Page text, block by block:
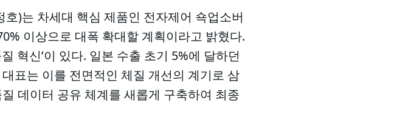
)는 차세대 핵심 제품인 전자제어 쇽업소버
이상으로 대폭 확대할 계획이라고 밝혔다.
혁신’이 있다. 일본 수출 초기 5%에 달하던
표는 이를 전면적인 체질 개선의 계기로 삼
데이터 공유 체계를 새롭게 구축하여 최종